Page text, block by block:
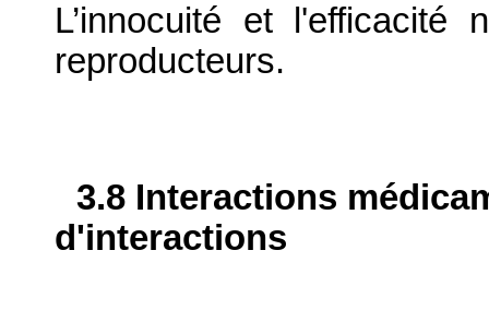
L’innocuité et
reproducteurs.
3.8 Interactions
d'interactions